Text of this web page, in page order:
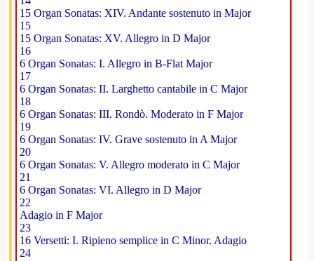
15 Organ Sonatas: XIV. Andante sostenuto in Major
15
15 Organ Sonatas: XV. Allegro in D Major
16
6 Organ Sonatas: I. Allegro in B-Flat Major
17
6 Organ Sonatas: II. Larghetto cantabile in C Major
18
6 Organ Sonatas: III. Rondò. Moderato in F Major
19
6 Organ Sonatas: IV. Grave sostenuto in A Major
20
6 Organ Sonatas: V. Allegro moderato in C Major
21
6 Organ Sonatas: VI. Allegro in D Major
22
Adagio in F Major
23
16 Versetti: I. Ripieno semplice in C Minor. Adagio
24